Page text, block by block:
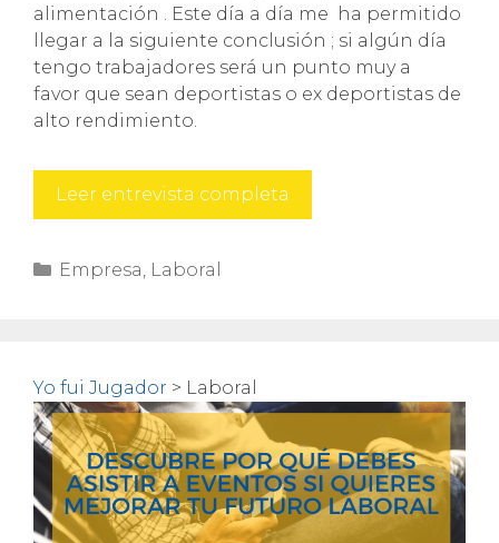
alimentación . Este día a día me ha permitido
llegar a la siguiente conclusión ; si algún día
tengo trabajadores será un punto muy a
favor que sean deportistas o ex deportistas de
alto rendimiento.
Leer entrevista completa
5
debería
a
un
deportista
Categorías
Empresa Laboral
Yo fui Jugador > Laboral